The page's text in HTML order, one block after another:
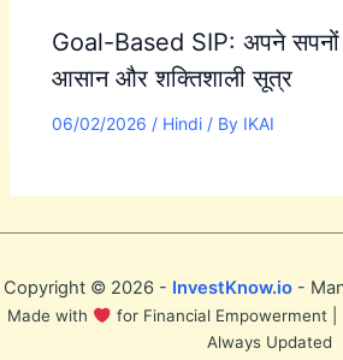
Goal-Based SIP: अपने
आसान और शक्तिशाली सूत्र
06/02/2026 / Hindi/ By IKAI
Copyright © 2026 - InvestKnow.io -
Made with
for Financial Empowerment |
Always Updated